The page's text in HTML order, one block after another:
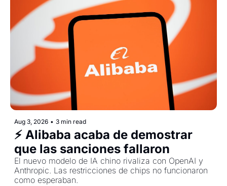
Aug 3, 2026 • 3 min read
⚡ Alibaba acaba de demostrar
que las sanciones fallaron
El nuevo modelo de IA chino rivaliza con OpenAI y
Anthropic. Las restricciones de chips no funcionaron
como esperaban.